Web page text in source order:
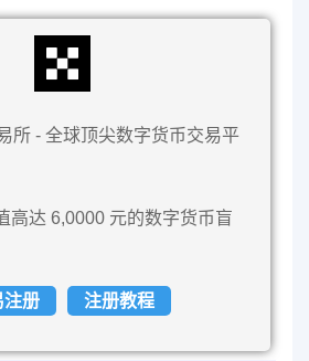
所 - 全球顶尖数字货币交易平
高达 6,0000 元的数字货币盲
注册 注册教程